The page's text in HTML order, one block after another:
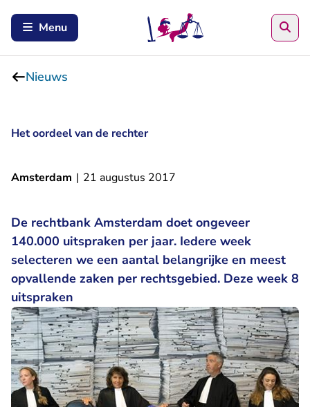
Menu
Nieuws
Het oordeel van de rechter
Amsterdam | 21 augustus 2017
De rechtbank Amsterdam doet ongeveer
140.000 uitspraken per jaar. Iedere week
selecteren we een aantal belangrijke en meest
opvallende zaken per rechtsgebied. Deze week 8
uitspraken